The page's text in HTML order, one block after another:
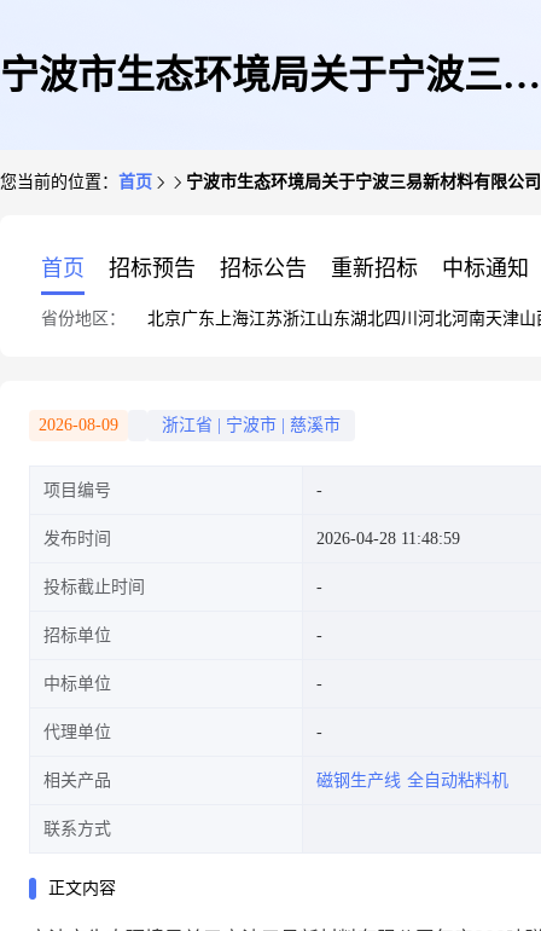
宁波市生态环境局关于宁波三易
您当前的位置： 首页 宁波市生态环境局关于宁波三易新材料有限公
首页 招标预告 招标公告 重新招标 中标通知
省份地区： 北京广东 上海江苏浙江山东湖北四川 河北河南天津山
2026-08-09 浙江省 宁波市 慈溪市
项目编号
发布时间 2026-04-28 11:48:59
投标截止时间
招标单位
中标单位
代理单位
相关产品 磁钢生产线 全自动粘料机
联系方式
正文内容